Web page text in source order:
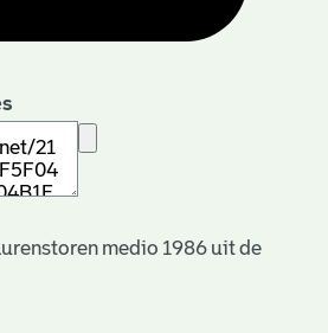
medio 1986 uit de